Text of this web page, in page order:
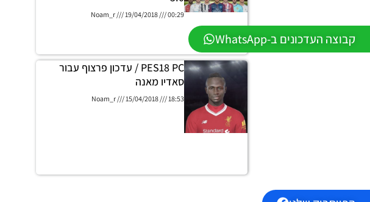
קבוצה העדכונים ב-WhatsApp
Noam_r 19/04/2018 00:29
PES18 PC / עדכון פרצוף עבור
סאדיו מאנה
Noam_r 15/04/2018 18:53